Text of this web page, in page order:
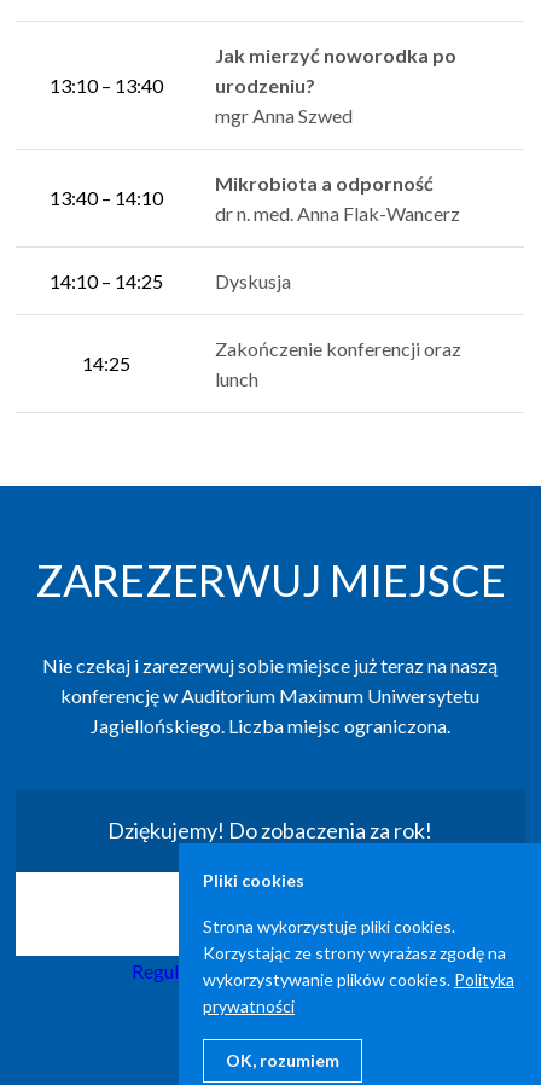
13:10 – 13:40
Jak mierzyć noworodka po
urodzeniu?
mgr Anna Szwed
13:40 – 14:10
Mikrobiota a odporność
dr n. med. Anna Flak-Wancerz
14:10 – 14:25 Dyskusja
14:25
Zakończenie konferencji oraz
lunch
ZAREZERWUJ MIEJSCE
Nie czekaj i zarezerwuj sobie miejsce już teraz na naszą
konferencję w Auditorium Maximum Uniwersytetu
Jagiellońskiego. Liczba miejsc ograniczona.
Dziękujemy! Do zobaczenia za rok!
Regulamin | Polityka Prywatności
Pliki cookies
Strona wykorzystuje pliki cookies.
Korzystając ze strony wyrażasz zgodę na
wykorzystywanie plików cookies. Polityka
prywatności
OK, rozumiem